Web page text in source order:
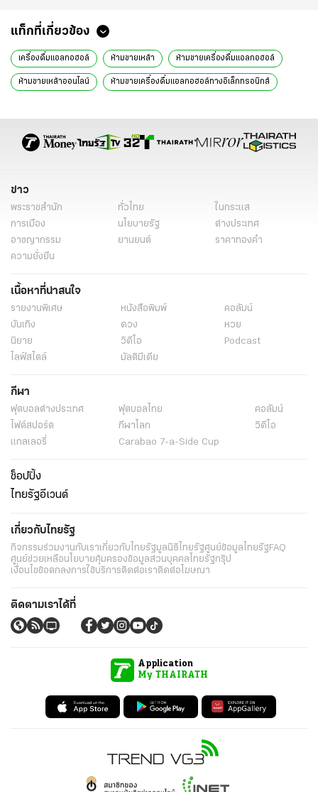
แท็กที่เกี่ยวข้อง
เครื่องดื่มแอลกอฮอล์ ห้ามขายเหล้า ห้ามขายเครื่องดื่มแอลกอฮอล์
ห้ามขายเหล้าออนไลน์ ห้ามขายเครื่องดื่มแอลกอฮอล์ทางอิเล็กทรอนิกส์
ข่าว
พระราชสำนัก ทั่วไทย
ในกระแส
การเมือง
นโยบายรัฐ
ต่างประเทศ
อาชญากรรม
ยานยนต์
ราคาทองคำ
ความยั่งยืน
เนื้อหาที่น่าสนใจ
รายงานพิเศษ หนังสือพิมพ์
คอลัมน์
บันเทิง
ดวง
หวย
นิยาย
วิดีโอ
Podcast
ไลฟ์สไตล์
มัลติมีเดีย
กีฬา
ฟุตบอลต่่างประเทศ ฟุตบอลไทย
คอลัมน์
ไฟต์สปอร์ต
กีฬาโลก
วิดีโอ
แกลเลอรี่
Carabao 7-a-Side Cup
ช็อปปิ้ง
ไทยรัฐอีเวนต์
เกี่ยวกับไทยรัฐ
กิจกรรมร่วมงานกับเราเกี่ยวกับไทยรัฐมูลนิธิไทยรัฐศูนย์ข้อมูลไทยรัฐFAQ
ศูนย์ช่วยเหลือนโยบายคุ้มครองข้อมูลส่วนบุคคลไทยรัฐกรุ๊ป
เงื่อนไขข้อตกลงการใช้บริการติดต่อเราติดต่อโฆษณา
ติดตามเราได้ที่
Application
My THAIRATH